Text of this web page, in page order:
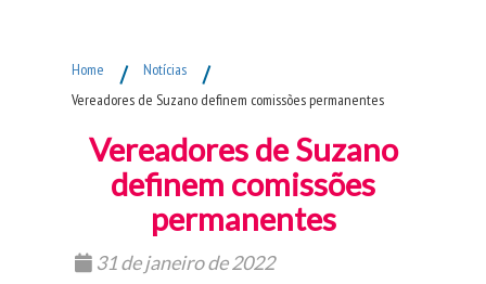
Home / Notícias /
Vereadores de Suzano definem comissões permanentes
Vereadores de Suzano
definem comissões
permanentes
31 de janeiro de 2022